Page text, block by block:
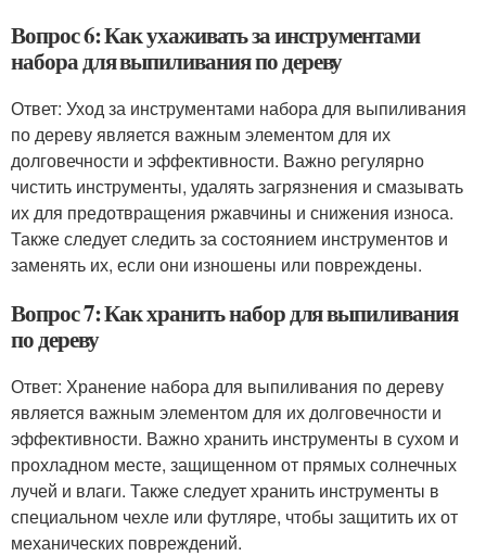
Вопрос 6: Как ухаживать за инструментами
набора для выпиливания по дереву
Ответ: Уход за инструментами набора для выпиливания
по дереву является важным элементом для их
долговечности и эффективности. Важно регулярно
чистить инструменты, удалять загрязнения и смазывать
их для предотвращения ржавчины и снижения износа.
Также следует следить за состоянием инструментов и
заменять их, если они изношены или повреждены.
Вопрос 7: Как хранить набор для выпиливания
по дереву
Ответ: Хранение набора для выпиливания по дереву
является важным элементом для их долговечности и
эффективности. Важно хранить инструменты в сухом и
прохладном месте, защищенном от прямых солнечных
лучей и влаги. Также следует хранить инструменты в
специальном чехле или футляре, чтобы защитить их от
механических повреждений.